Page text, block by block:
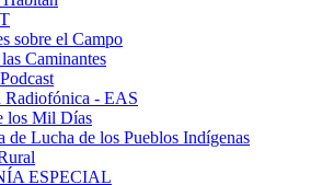
sobre el Campo
Caminantes
Radiofónica - EAS
los Mil Días
de Lucha de los Pueblos Indígenas
ESPECIAL